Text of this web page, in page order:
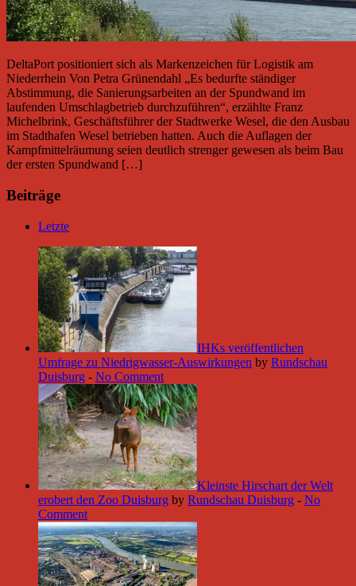
DeltaPort positioniert sich als Markenzeichen für Logistik am
Niederrhein Von Petra Grünendahl „Es bedurfte ständiger
Abstimmung, die Sanierungsarbeiten an der Spundwand im
laufenden Umschlagbetrieb durchzuführen“, erzählte Franz
Michelbrink, Geschäftsführer der Stadtwerke Wesel, die den Ausbau
im Stadthafen Wesel betrieben hatten. Auch die Auflagen der
Kampfmittelräumung seien deutlich strenger gewesen als beim Bau
der ersten Spundwand […]
Beiträge
Letzte
IHKs veröffentlichen
Umfrage zu Niedrigwasser-Auswirkungen by Rundschau
Duisburg - No Comment
Kleinste Hirschart der Welt
erobert den Zoo Duisburg by Rundschau Duisburg - No
Comment